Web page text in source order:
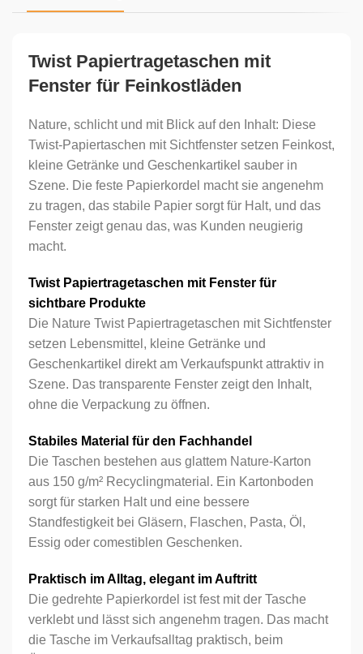
Twist Papiertragetaschen mit
Fenster für Feinkostläden
Nature, schlicht und mit Blick auf den Inhalt: Diese
Twist-Papiertaschen mit Sichtfenster setzen Feinkost,
kleine Getränke und Geschenkartikel sauber in
Szene. Die feste Papierkordel macht sie angenehm
zu tragen, das stabile Papier sorgt für Halt, und das
Fenster zeigt genau das, was Kunden neugierig
macht.
Twist Papiertragetaschen mit Fenster für
sichtbare Produkte
Die Nature Twist Papiertragetaschen mit Sichtfenster
setzen Lebensmittel, kleine Getränke und
Geschenkartikel direkt am Verkaufspunkt attraktiv in
Szene. Das transparente Fenster zeigt den Inhalt,
ohne die Verpackung zu öffnen.
Stabiles Material für den Fachhandel
Die Taschen bestehen aus glattem Nature-Karton
aus 150 g/m² Recyclingmaterial. Ein Kartonboden
sorgt für starken Halt und eine bessere
Standfestigkeit bei Gläsern, Flaschen, Pasta, Öl,
Essig oder comestiblen Geschenken.
Praktisch im Alltag, elegant im Auftritt
Die gedrehte Papierkordel ist fest mit der Tasche
verklebt und lässt sich angenehm tragen. Das macht
die Tasche im Verkaufsalltag praktisch, beim